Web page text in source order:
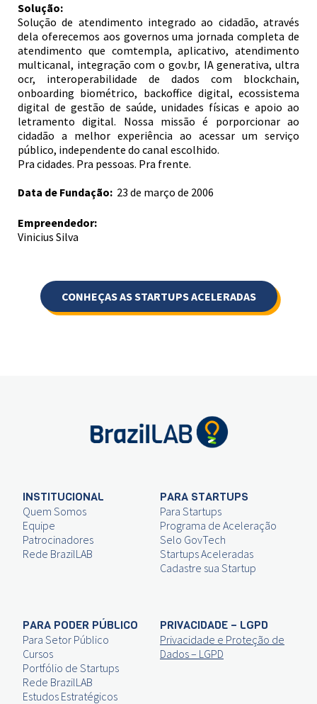
Solução:
Solução de atendimento integrado ao cidadão, através
dela oferecemos aos governos uma jornada completa de
atendimento que comtempla, aplicativo, atendimento
multicanal, integração com o gov.br, IA generativa, ultra
ocr, interoperabilidade de dados com blockchain,
onboarding biométrico, backoffice digital, ecossistema
digital de gestão de saúde, unidades físicas e apoio ao
letramento digital. Nossa missão é porporcionar ao
cidadão a melhor experiência ao acessar um serviço
público, independente do canal escolhido.
Pra cidades. Pra pessoas. Pra frente.
Data de Fundação: 23 de março de 2006
Empreendedor:
Vinicius Silva
CONHEÇAS AS STARTUPS ACELERADAS
INSTITUCIONAL
Quem Somos
Equipe
Patrocinadores
Rede BrazilLAB
PARA STARTUPS
Para Startups
Programa de Aceleração
Selo GovTech
Startups Aceleradas
Cadastre sua Startup
PARA PODER PÚBLICO
Para Setor Público
Cursos
Portfólio de Startups
Rede BrazilLAB
Estudos Estratégicos
PRIVACIDADE – LGPD
Privacidade e Proteção de
Dados – LGPD